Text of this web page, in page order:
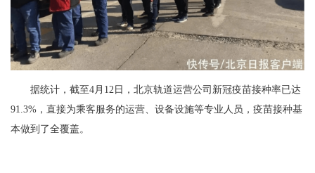
据统计，截至4月12日，北京轨道运营公司新冠疫苗接种率已达
91.3%，直接为乘客服务的运营、设备设施等专业人员，疫苗接种基
本做到了全覆盖。